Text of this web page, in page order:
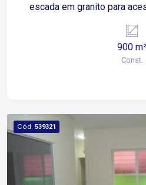
escada em granito para
900 m²
Const.
Cód. 539321